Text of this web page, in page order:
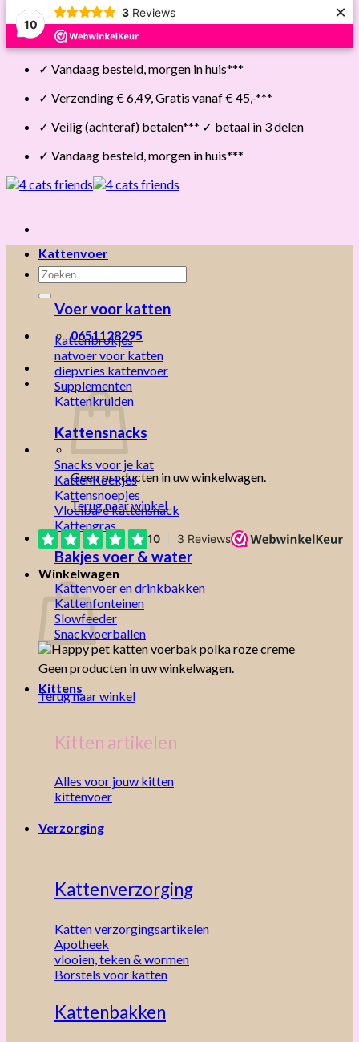
10
3 Reviews ×
Skip
✓ Vandaag besteld, morgen in huis***
✓ Verzending € 6,49, Gratis vanaf € 45,-***
✓ Veilig (achteraf) betalen*** ✓ betaal in 3 delen
✓ Vandaag besteld, morgen in huis***
Zoeken
naar:
0651128295
Geen producten in uw winkelwagen.
Terug naar winkel
Winkelwagen
Geen producten in uw winkelwagen.
Terug naar winkel
Kattenvoer
Voer voor katten
kattenbrokjes
natvoer voor katten
diepvries kattenvoer
Supplementen
Kattenkruiden
Kattensnacks
Snacks voor je kat
KattenKoekjes
Kattensnoepjes
Vloeibare kattensnack
Kattengras
Bakjes voer & water
Kattenvoer en drinkbakken
Kattenfonteinen
Slowfeeder
Snackvoerballen
Kittens
Kitten artikelen
Alles voor jouw kitten
kittenvoer
Verzorging
Kattenverzorging
Katten verzorgingsartikelen
Apotheek
vlooien, teken & wormen
Borstels voor katten
Kattenbakken